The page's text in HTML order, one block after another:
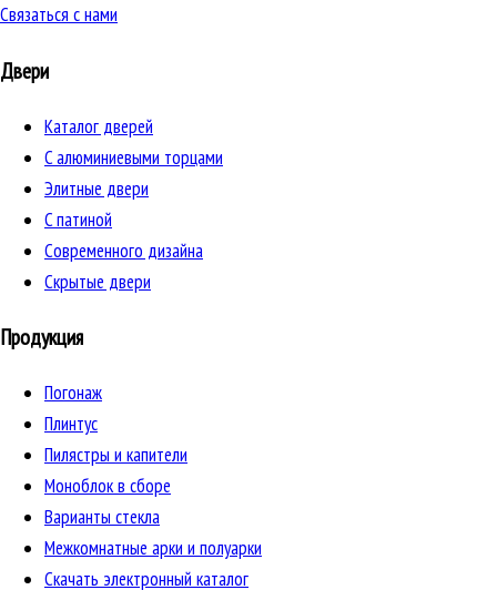
Связаться с нами
Двери
Каталог дверей
C алюминиевыми торцами
Элитные двери
C патиной
Cовременного дизайна
Скрытые двери
Продукция
Погонаж
Плинтус
Пилястры и капители
Моноблок в сборе
Варианты стекла
Межкомнатные арки и полуарки
Скачать электронный каталог